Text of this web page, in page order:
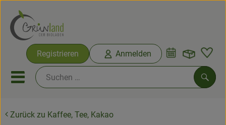
Registrieren Anmelden
Mobiles Menu öffnen oder
Ökokisten
Zurück zu Kaffee, Tee, Kakao